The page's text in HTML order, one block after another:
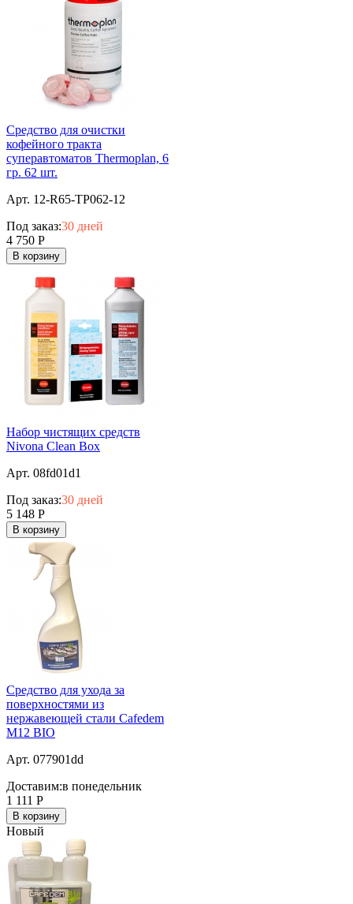
Средство для очистки
кофейного тракта
суперавтоматов Thermoplan, 6
гр. 62 шт.
Арт. 12-R65-TP062-12
Под заказ:30 дней
4 750 Р
В корзину
Набор чистящих средств
Nivona Clean Box
Арт. 08fd01d1
Под заказ:30 дней
5 148 Р
В корзину
Средство для ухода за
поверхностями из
нержавеющей стали Cafedem
M12 BIO
Арт. 077901dd
Доставим:в понедельник
1 111 Р
В корзину
Новый